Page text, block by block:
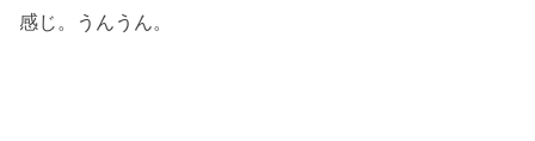
感じ。うんうん。